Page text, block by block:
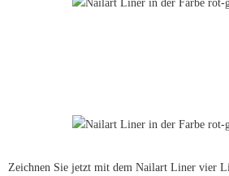
Zeichnen Sie jetzt mit dem Nailart Liner vier